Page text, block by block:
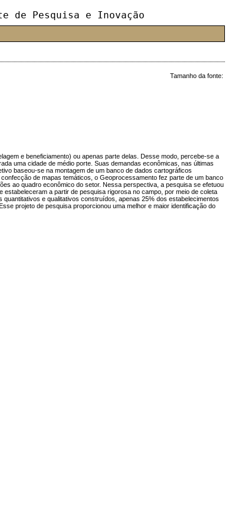
de Pesquisa e Inovação
Tamanho da fonte:
e beneficiamento) ou apenas parte delas. Desse modo, percebe-se a
uma cidade de médio porte. Suas demandas econômicas, nas últimas
baseou-se na montagem de um banco de dados cartográficos
de mapas temáticos, o Geoprocessamento fez parte de um banco
ao quadro econômico do setor. Nessa perspectiva, a pesquisa se efetuou
a partir de pesquisa rigorosa no campo, por meio de coleta
e qualitativos construídos, apenas 25% dos estabelecimentos
projeto de pesquisa proporcionou uma melhor e maior identificação do